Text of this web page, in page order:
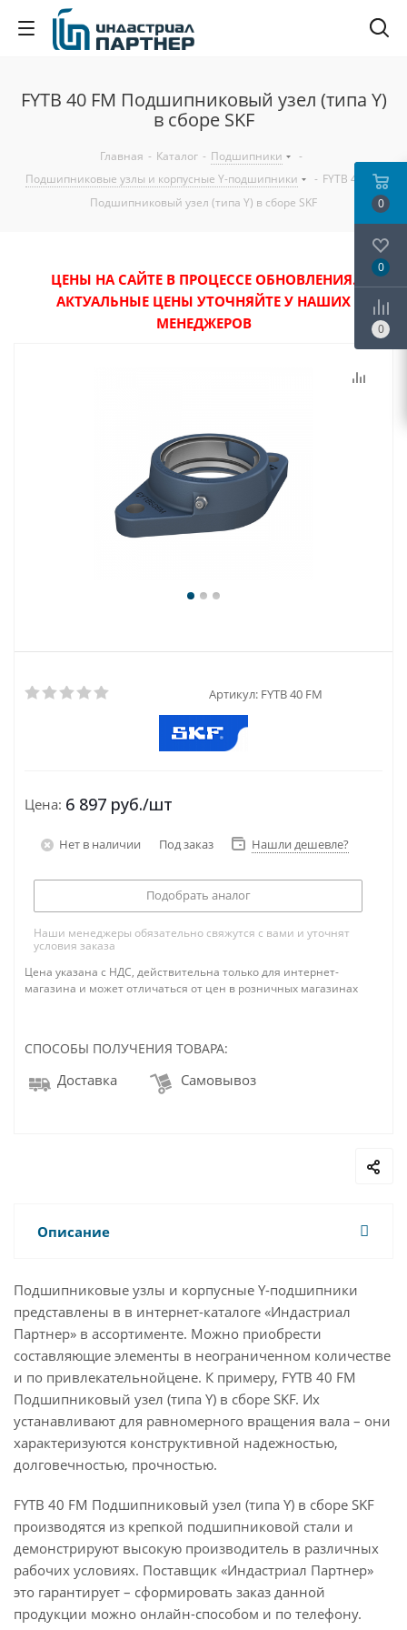
FYTB 40 FM Подшипниковый узел (типа Y)
в сборе SKF
Главная - Каталог - Подшипники
-
Подшипниковые узлы и корпусные Y-подшипники
- FYTB 40 FM
Подшипниковый узел (типа Y) в сборе SKF
ЦЕНЫ НА САЙТЕ В ПРОЦЕССЕ ОБНОВЛЕНИЯ.
АКТУАЛЬНЫЕ ЦЕНЫ УТОЧНЯЙТЕ У НАШИХ
МЕНЕДЖЕРОВ
Артикул: FYTB 40 FM
Цена: 6 897 руб./шт
Нет в наличии Под заказ Нашли дешевле?
Подобрать аналог
Наши менеджеры обязательно свяжутся с вами и уточнят
условия заказа
Цена указана с НДС, действительна только для интернет-
магазина и может отличаться от цен в розничных магазинах
СПОСОБЫ ПОЛУЧЕНИЯ ТОВАРА:
Доставка Самовывоз
Описание
Подшипниковые узлы и корпусные Y-подшипники
представлены в в интернет-каталоге «Индастриал
Партнер» в ассортименте. Можно приобрести
составляющие элементы в неограниченном количестве
и по привлекательнойцене. К примеру, FYTB 40 FM
Подшипниковый узел (типа Y) в сборе SKF. Их
устанавливают для равномерного вращения вала – они
характеризуются конструктивной надежностью,
долговечностью, прочностью.
FYTB 40 FM Подшипниковый узел (типа Y) в сборе SKF
производятся из крепкой подшипниковой стали и
демонстрируют высокую производитель в различных
рабочих условиях. Поставщик «Индастриал Партнер»
это гарантирует – сформировать заказ данной
продукции можно онлайн-способом и по телефону.
0
0
0